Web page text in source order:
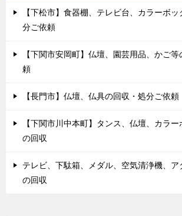
【下松市】食器棚、テレビ台、カラーボ
分ご依頼
【下関市安岡町】仏壇、園芸用品、かご
頼
【長門市】仏壇、仏具の回収・処分ご依
【下関市川中本町】タンス、仏壇、カラ
の回収
テレビ、下駄箱、メダル、空気清浄機、
の回収